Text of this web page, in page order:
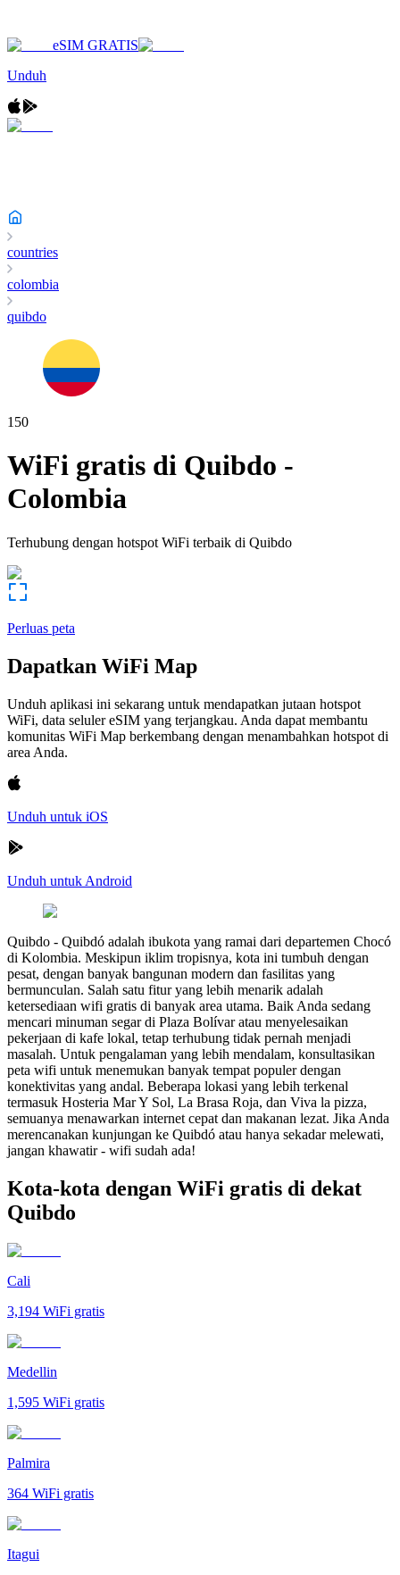
eSIM GRATIS
Unduh
countries
colombia
quibdo
150
WiFi gratis di Quibdo -
Colombia
Terhubung dengan hotspot WiFi terbaik di Quibdo
Perluas peta
Dapatkan WiFi Map
Unduh aplikasi ini sekarang untuk mendapatkan jutaan hotspot
WiFi, data seluler eSIM yang terjangkau. Anda dapat membantu
komunitas WiFi Map berkembang dengan menambahkan hotspot di
area Anda.
Unduh untuk iOS
Unduh untuk Android
Quibdo - Quibdó adalah ibukota yang ramai dari departemen Chocó
di Kolombia. Meskipun iklim tropisnya, kota ini tumbuh dengan
pesat, dengan banyak bangunan modern dan fasilitas yang
bermunculan. Salah satu fitur yang lebih menarik adalah
ketersediaan wifi gratis di banyak area utama. Baik Anda sedang
mencari minuman segar di Plaza Bolívar atau menyelesaikan
pekerjaan di kafe lokal, tetap terhubung tidak pernah menjadi
masalah. Untuk pengalaman yang lebih mendalam, konsultasikan
peta wifi untuk menemukan banyak tempat populer dengan
konektivitas yang andal. Beberapa lokasi yang lebih terkenal
termasuk Hosteria Mar Y Sol, La Brasa Roja, dan Viva la pizza,
semuanya menawarkan internet cepat dan makanan lezat. Jika Anda
merencanakan kunjungan ke Quibdó atau hanya sekadar melewati,
jangan khawatir - wifi sudah ada!
Kota-kota dengan WiFi gratis di dekat
Quibdo
Cali
3,194 WiFi gratis
Medellin
1,595 WiFi gratis
Palmira
364 WiFi gratis
Itagui